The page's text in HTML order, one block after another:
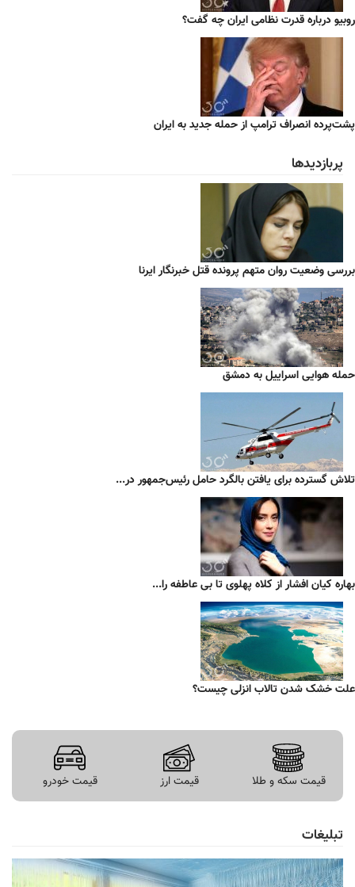
روبیو درباره قدرت نظامی ایران چه گفت؟
پشت‌پرده انصراف ترامپ از حمله جدید به ایران
پربازدیدها
بررسی وضعیت روان متهم پرونده قتل خبرنگار ایرنا
حمله هوایی اسراییل به دمشق
تلاش گسترده برای یافتن بالگرد حامل رئیس‌جمهور در...
بهاره کیان افشار از کلاه پهلوی تا بی عاطفه را...
علت خشک شدن تالاب انزلی چیست؟
قیمت سکه و طلا قیمت ارز قیمت خودرو
تبلیغات